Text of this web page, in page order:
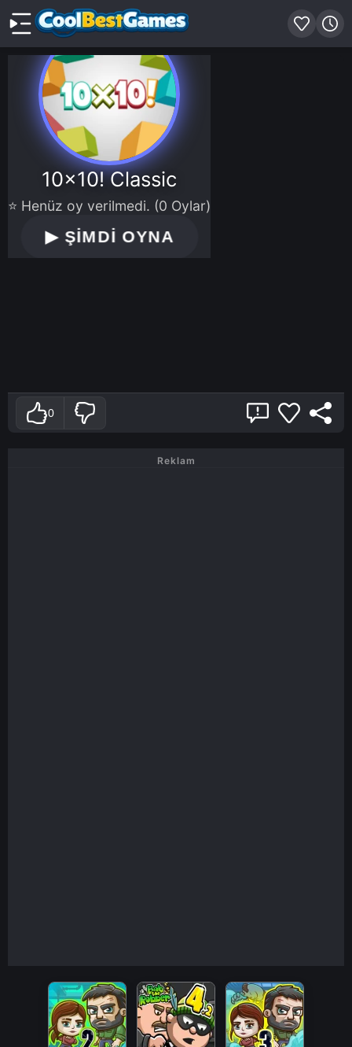
10x10! Classic
⭐ Henüz oy verilmedi. (0 Oylar)
▶ŞİMDİ OYNA
0
Reklam